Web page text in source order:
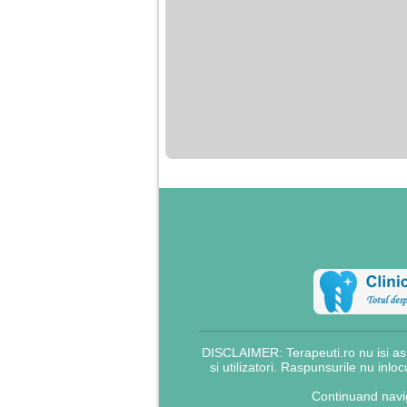
DISCLAIMER: Terapeuti.ro nu isi
si utilizatori. Raspunsurile nu
Continuand